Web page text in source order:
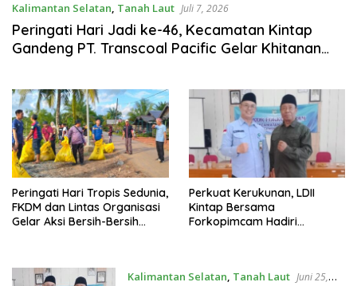
Kalimantan Selatan, Tanah Laut Juli 7, 2026
Peringati Hari Jadi ke-46, Kecamatan Kintap
Gandeng PT. Transcoal Pacific Gelar Khitanan
Peringati Hari Tropis Sedunia,
FKDM dan Lintas Organisasi
Gelar Aksi Bersih-Bersih
Perkuat Kerukunan, LDII
Kintap Bersama
Forkopimcam Hadiri
Kalimantan Selatan, Tanah Laut Juni 25,